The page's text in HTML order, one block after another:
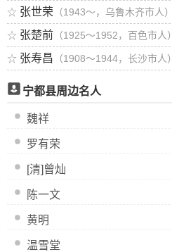
☆ 张世荣 （1943～，乌鲁木齐市人）
☆ 张楚前 （1925～1952，百色市人）
☆ 张寿昌 （1908～1944，长沙市人）
宁都县周边名人
魏祥
罗有荣
[清]曾灿
陈一文
黄明
温雪堂